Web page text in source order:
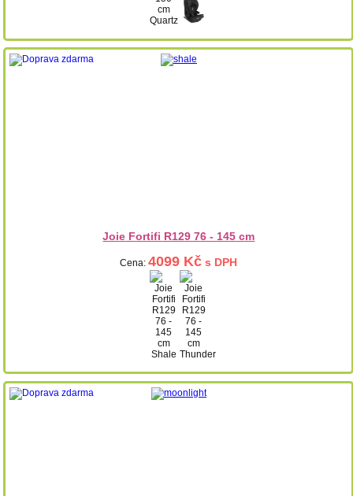
Joie Fortifi R129 76 - 145 cm
Cena:4099 Kč s DPH